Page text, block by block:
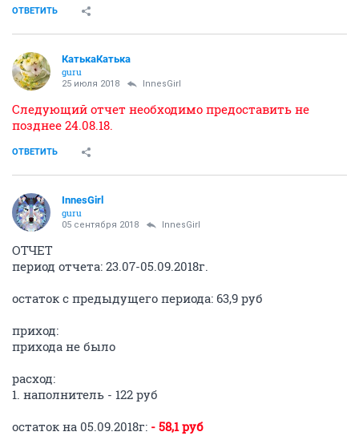
ОТВЕТИТЬ
КатькаКатька
guru
25 июля 2018 InnesGirl
Следующий отчет необходимо предоставить не
позднее 24.08.18.
ОТВЕТИТЬ
InnesGirl
guru
05 сентября 2018 InnesGirl
ОТЧЕТ
период отчета: 23.07-05.09.2018г.
остаток с предыдущего периода: 63,9 руб
приход:
прихода не было
расход:
1. наполнитель - 122 руб
остаток на 05.09.2018г: - 58,1 руб